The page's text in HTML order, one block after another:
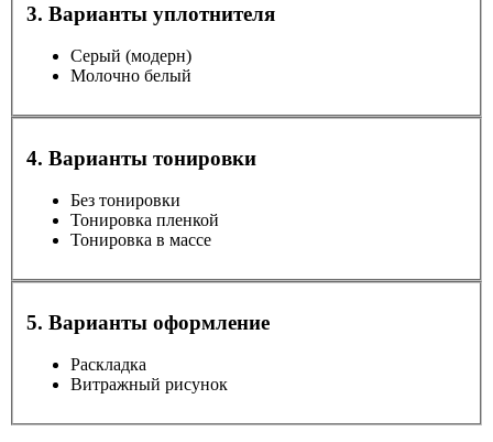
3. Варианты уплотнителя
Серый (модерн)
Молочно белый
4. Варианты тонировки
Без тонировки
Тонировка пленкой
Тонировка в массе
5. Варианты оформление
Раскладка
Витражный рисунок